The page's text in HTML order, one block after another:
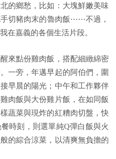
的鄉愁，比如：大塊鮮嫩美味
切豬肉末的魯肉飯⋯⋯不過，
在嘉義的各個生活片段。
來點份雞肉飯，搭配細緻綿密
一旁，年邁早起的阿伯們，圍
早晨的陽光；中午和工作夥伴
肉飯與大份雞片飯，在如同飯
蔬菜與現炸的紅糟肉切盤，快
時刻，則選單純Q彈白飯與火
的綜合涼菜，以清爽無負擔的